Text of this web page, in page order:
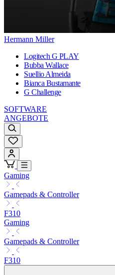
Hermann Miller
Logitech G PLAY
Bubba Wallace
Suellio Almeida
Bianca Bustamante
G Challenge
SOFTWARE
ANGEBOTE
Gaming
Gamepads & Controller
F310
Gaming
Gamepads & Controller
F310